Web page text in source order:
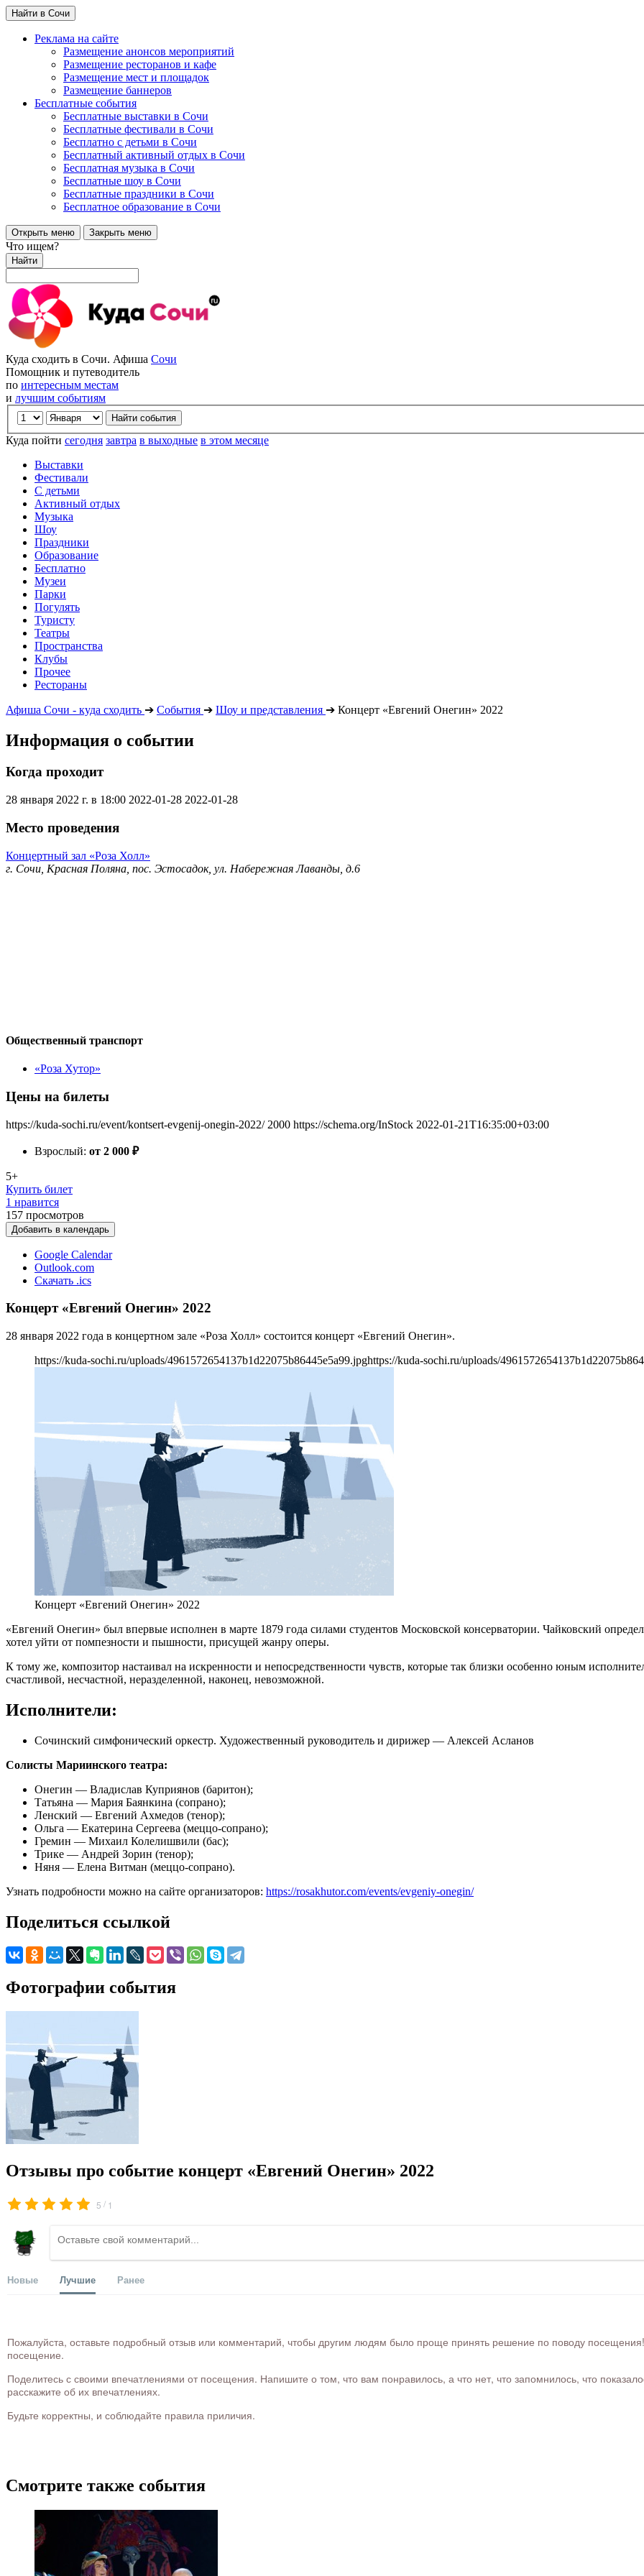
Найти в Сочи
Реклама на сайте
Размещение анонсов мероприятий
Размещение ресторанов и кафе
Размещение мест и площадок
Размещение баннеров
Бесплатные события
Бесплатные выставки в Сочи
Бесплатные фестивали в Сочи
Бесплатно с детьми в Сочи
Бесплатный активный отдых в Сочи
Бесплатная музыка в Сочи
Бесплатные шоу в Сочи
Бесплатные праздники в Сочи
Бесплатное образование в Сочи
Открыть меню Закрыть меню
Что ищем?
Найти
Куда сходить в Сочи. Афиша Сочи
Помощник и путеводитель
по интересным местам
и лучшим событиям
Куда пойти сегодня завтра в выходные в этом месяце
Выставки
Фестивали
С детьми
Активный отдых
Музыка
Шоу
Праздники
Образование
Бесплатно
Музеи
Парки
Погулять
Туристу
Театры
Пространства
Клубы
Прочее
Рестораны
Афиша Сочи - куда сходить ➔ События ➔ Шоу и представления ➔ Концерт «Евгений Онегин» 2022
Информация о событии
Когда проходит
28 января 2022 г. в 18:00 2022-01-28 2022-01-28
Место проведения
Концертный зал «Роза Холл»
г. Сочи, Красная Поляна, пос. Эстосадок, ул. Набережная Лаванды, д.6
Общественный транспорт
«Роза Хутор»
Цены на билеты
https://kuda-sochi.ru/event/kontsert-evgenij-onegin-2022/ 2000 https://schema.org/InStock 2022-01-21T16:35:00+03:00
Взрослый: от 2 000 ₽
5+
Купить билет
1 нравится
157 просмотров
Добавить в календарь
Google Calendar
Outlook.com
Скачать .ics
Концерт «Евгений Онегин» 2022
28 января 2022 года в концертном зале «Роза Холл» состоится концерт «Евгений Онегин».
https://kuda-sochi.ru/uploads/4961572654137b1d22075b86445e5a99.jpghttps://kuda-sochi.ru/uploads/
Концерт «Евгений Онегин» 2022
«Евгений Онегин» был впервые исполнен в марте 1879 года силами студентов Московской консерватории. Чайковский
хотел уйти от помпезности и пышности, присущей жанру оперы.
К тому же, композитор настаивал на искренности и непосредственности чувств, которые так близки особенно юным
счастливой, несчастной, неразделенной, наконец, невозможной.
Исполнители:
Сочинский симфонический оркестр. Художественный руководитель и дирижер — Алексей Асланов
Солисты Мариинского театра:
Онегин — Владислав Куприянов (баритон);
Татьяна — Мария Баянкина (сопрано);
Ленский — Евгений Ахмедов (тенор);
Ольга — Екатерина Сергеева (меццо-сопрано);
Гремин — Михаил Колелишвили (бас);
Трике — Андрей Зорин (тенор);
Няня — Елена Витман (меццо-сопрано).
Узнать подробности можно на сайте организаторов: https://rosakhutor.com/events/evgeniy-onegin/
Поделиться ссылкой
Фотографии события
Отзывы про событие концерт «Евгений Онегин» 2022
5 / 1
Новые Лучшие Ранее
Пожалуйста, оставьте подробный отзыв или комментарий, чтобы другим людям было проще принять решение по поводу посещения!
посещение.
Поделитесь с своими впечатлениями от посещения. Напишите о том, что вам понравилось, а что нет, что запомнилось, что
расскажите об их впечатлениях.
Будьте корректны, и соблюдайте правила приличия.
Смотрите также события